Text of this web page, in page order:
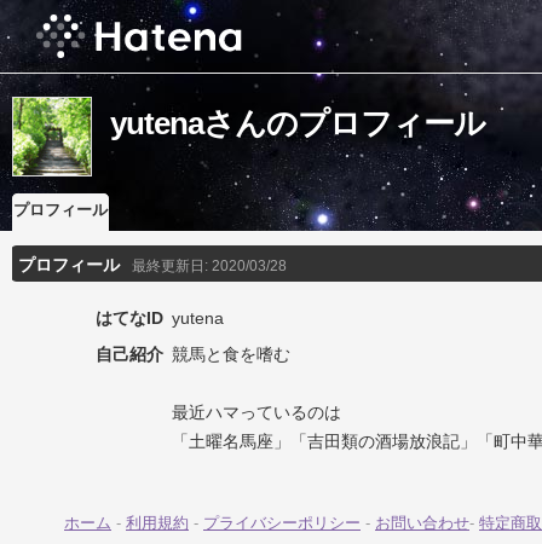
yutenaさんのプロフィール
プロフィール
プロフィール 最終更新日: 2020/03/28
はてなID yutena
自己紹介 競馬と食を嗜む
最近ハマっているのは
「土曜名馬座」「吉田類の酒場放浪記」「町中
ホーム - 利用規約 - プライバシーポリシー - お問い合わせ- 特定商